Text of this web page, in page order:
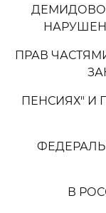
ПРАВ
ПЕНСИЯХ" И
В